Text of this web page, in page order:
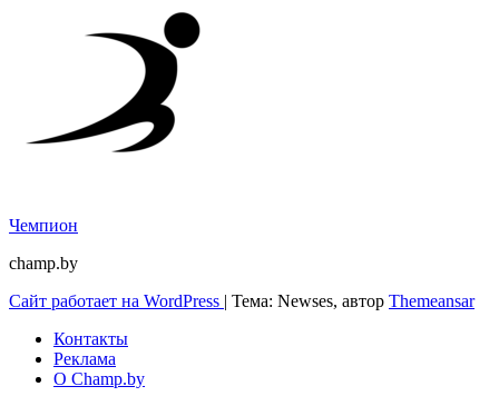
Чемпион
champ.by
Сайт работает на WordPress | Тема: Newses, автор Themeansar
Контакты
Реклама
О Champ.by